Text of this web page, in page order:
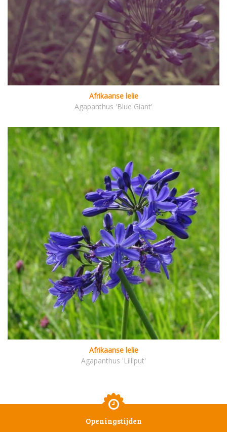
Afrikaanse lelie
Agapanthus 'Blue Giant'
Afrikaanse lelie
Agapanthus 'Lilliput'
Openingstijden